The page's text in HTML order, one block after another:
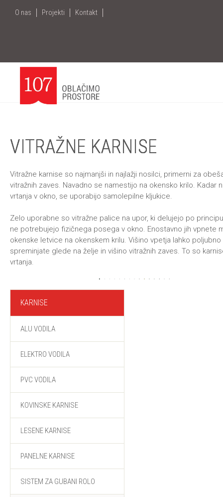
+386
O nas Projekti Kontakt
KARNISE
ALU VODILA
ELEKTRO VODILA
PVC VODILA
KOVINSKE KARNISE
LESENE KARNISE
PANELNE KARNISE
SISTEM ZA GUBANI ROLO
VITRAŽNE KARNISE
Vitražne karnise so najmanjši in najlažji nosilci, primerni za
vitražnih zaves. Navadno se namestijo na okensko krilo. Kadar
vrtanja v okno, se uporabijo samolepilne kljukice.
Zelo uporabne so vitražne palice na upor, ki delujejo po
ne potrebujejo fizičnega posega v okno. Enostavno jih vpnete
okenske letvice na okenskem krilu. Višino vpetja lahko poljubno
spreminjate glede na želje in višino vitražnih zaves. To so
vrtanja.